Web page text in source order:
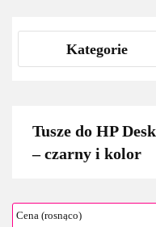
Kategorie
Tusze do HP
– czarny i kolor